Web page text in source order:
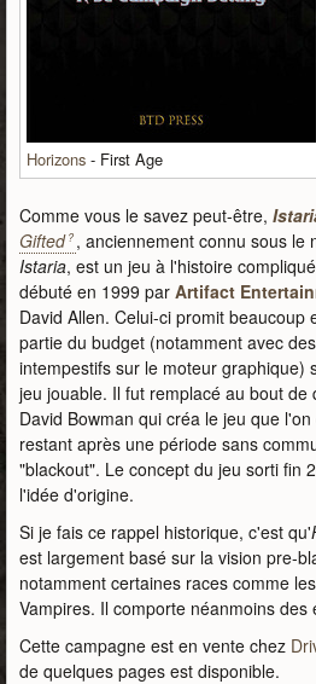
Horizons - First Age
Comme vous le savez peut-être,
Gifted , anciennement connu sous le
Istaria, est un jeu à l'histoire
débuté en 1999 par Artifact
David Allen. Celui-ci promit beaucoup
partie du budget (notamment avec
intempestifs sur le moteur graphique)
jeu jouable. Il fut remplacé au bout de
David Bowman qui créa le jeu que
restant après une période sans
"blackout". Le concept du jeu sorti fin
l'idée d'origine.
Si je fais ce rappel historique, c'est qu'
est largement basé sur la vision pre-
notamment certaines races comme
Vampires. Il comporte néanmoins
Cette campagne est en vente chez
de quelques pages est disponible.